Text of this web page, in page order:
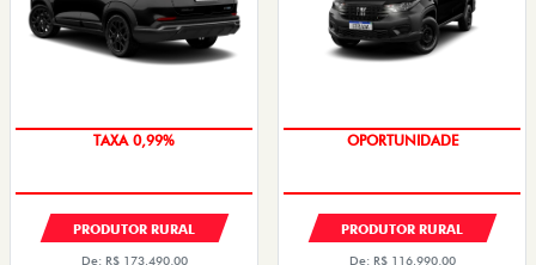
TAXA 0,99%
PRODUTOR RURAL
De: R$ 173.490,00
OPORTUNIDADE
PRODUTOR RURAL
De: R$ 116.990,00